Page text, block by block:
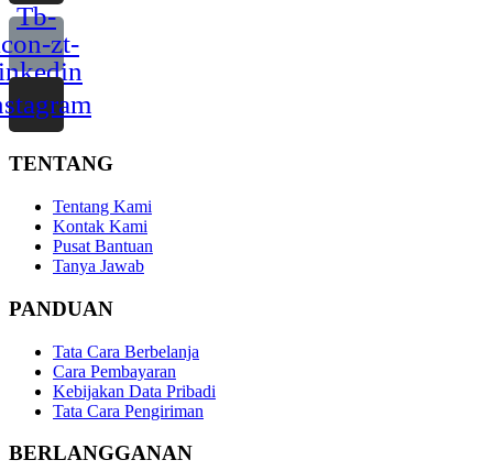
Tb-
zt-
TENTANG
Tentang Kami
Kontak Kami
Pusat Bantuan
Tanya Jawab
PANDUAN
Tata Cara Berbelanja
Cara Pembayaran
Kebijakan Data Pribadi
Tata Cara Pengiriman
BERLANGGANAN